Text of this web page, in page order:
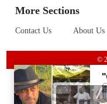
More Sections
Contact Us About Us
©